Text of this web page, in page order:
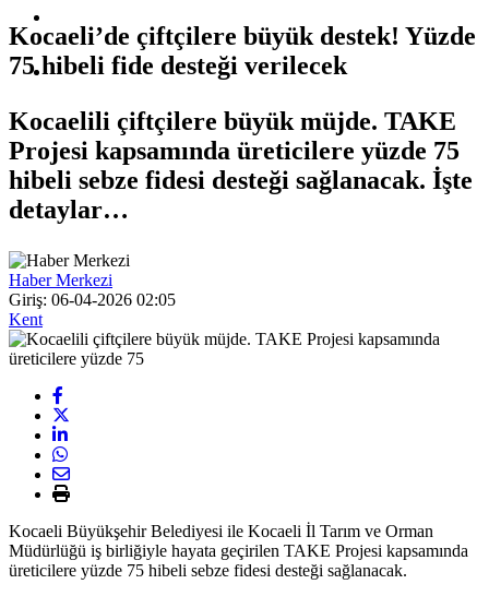
SAĞLIK
Kocaeli’de çiftçilere büyük destek! Yüzde
75 hibeli fide desteği verilecek
Kocaelili çiftçilere büyük müjde. TAKE
Projesi kapsamında üreticilere yüzde 75
hibeli sebze fidesi desteği sağlanacak. İşte
detaylar…
Haber Merkezi
Giriş: 06-04-2026 02:05
Kent
Kocaeli Büyükşehir Belediyesi ile Kocaeli İl Tarım ve Orman
Müdürlüğü iş birliğiyle hayata geçirilen TAKE Projesi kapsamında
üreticilere yüzde 75 hibeli sebze fidesi desteği sağlanacak.